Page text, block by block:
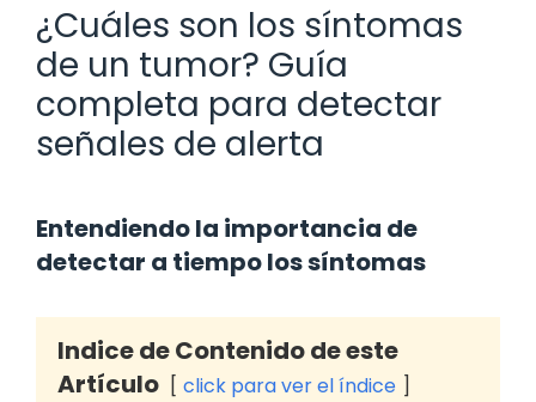
¿Cuáles son los síntomas
de un tumor? Guía
completa para detectar
señales de alerta
Entendiendo la importancia de
detectar a tiempo los síntomas
Indice de Contenido de este
Artículo
click para ver el índice